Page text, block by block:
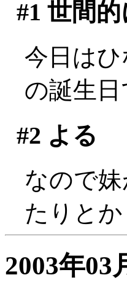
#1 世間的
今日は
の誕生
#2 よる
なので
たりとか
2003年03